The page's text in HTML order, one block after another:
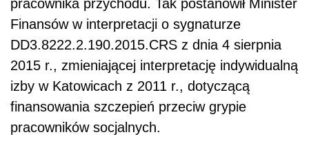
pracownika przychodu. Tak postanowił Minister
Finansów w interpretacji o sygnaturze
DD3.8222.2.190.2015.CRS z dnia 4 sierpnia
2015 r., zmieniającej interpretację indywidualną
izby w Katowicach z 2011 r., dotyczącą
finansowania szczepień przeciw grypie
pracowników socjalnych.